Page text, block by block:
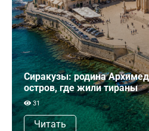
Сиракузы: родина
остров, где жили тираны
31
Читать